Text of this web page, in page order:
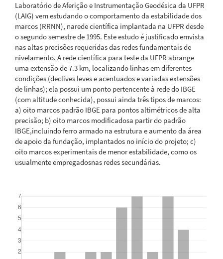
Laboratório de Aferição e Instrumentação Geodésica da UFPR
(LAIG) vem estudando o comportamento da estabilidade dos
marcos (RRNN), narede científica implantada na UFPR desde
o segundo semestre de 1995. Este estudo é justificado emvista
nas altas precisões requeridas das redes fundamentais de
nivelamento. A rede científica para teste da UFPR abrange
uma extensão de 7.3 km, localizando linhas em diferentes
condições (declives leves e acentuados e variadas extensões
de linhas); ela possui um ponto pertencente à rede do IBGE
(com altitude conhecida), possui ainda três tipos de marcos:
a) oito marcos padrão IBGE para pontos altimétricos de alta
precisão; b) oito marcos modificadosa partir do padrão
IBGE,incluindo ferro armado na estrutura e aumento da área
de apoio da fundação, implantados no início do projeto; c)
oito marcos experimentais de menor estabilidade, como os
usualmente empregadosnas redes secundárias.